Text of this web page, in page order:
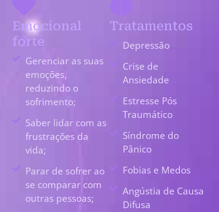
Emocional
forte
Gerenciar as suas
emoções,
reduzindo o
sofrimento;
Saber lidar com as
frustrações da
vida;
Parar de sofrer ao
se comparar com
outras pessoas;
Tratamentos
Depressão
Crise de
Ansiedade
Estresse Pós
Traumático
Síndrome do
Pânico
Fobias e Medos
Angústia de Causa
Difusa